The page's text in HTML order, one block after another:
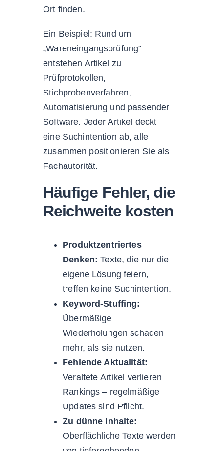
Ort finden.
Ein Beispiel: Rund um
„Wareneingangsprüfung"
entstehen Artikel zu
Prüfprotokollen,
Stichprobenverfahren,
Automatisierung und passender
Software. Jeder Artikel deckt
eine Suchintention ab, alle
zusammen positionieren Sie als
Fachautorität.
Häufige Fehler, die
Reichweite kosten
Produktzentriertes
Denken: Texte, die nur die
eigene Lösung feiern,
treffen keine Suchintention.
Keyword-Stuffing:
Übermäßige
Wiederholungen schaden
mehr, als sie nutzen.
Fehlende Aktualität:
Veraltete Artikel verlieren
Rankings – regelmäßige
Updates sind Pflicht.
Zu dünne Inhalte:
Oberflächliche Texte werden